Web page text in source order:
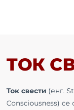
ТОК
Ток свести (енг.
Consciousness) се